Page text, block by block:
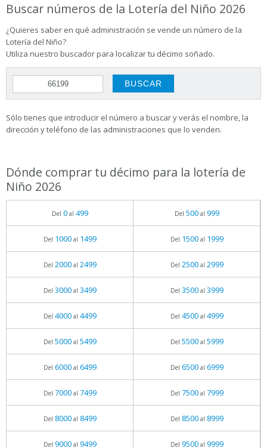
Buscar números de la Lotería del Niño 2026
¿Quieres saber en qué administración se vende un número de la
Lotería del Niño?
Utiliza nuestro buscador para localizar tu décimo soñado.
Sólo tienes que introducir el número a buscar y verás el nombre, la
dirección y teléfono de las administraciones que lo venden.
Dónde comprar tu décimo para la lotería de
Niño 2026
Del 0al 499 Del 500al 999
Del 1000al 1499 Del 1500al 1999
Del 2000al 2499 Del 2500al 2999
Del 3000al 3499 Del 3500al 3999
Del 4000al 4499 Del 4500al 4999
Del 5000al 5499 Del 5500al 5999
Del 6000al 6499 Del 6500al 6999
Del 7000al 7499 Del 7500al 7999
Del 8000al 8499 Del 8500al 8999
Del 9000al 9499 Del 9500al 9999